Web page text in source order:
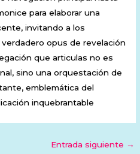
para elaborar una
invitando a los
opus de revelación
que articulas no es
sino una orquestación de
emblemática del
inquebrantable
Entrada siguiente →